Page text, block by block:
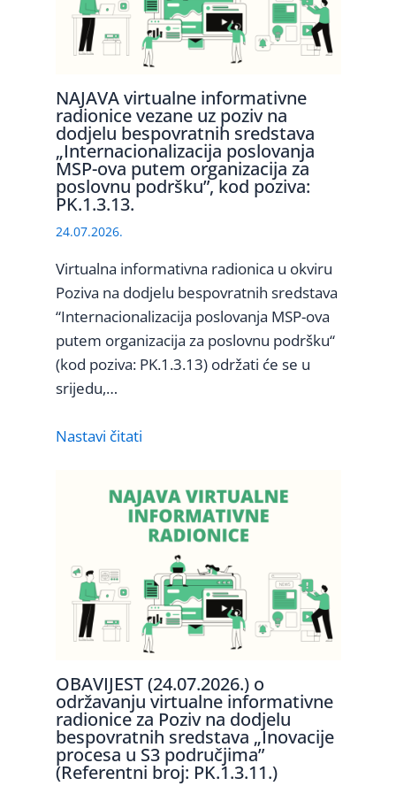
NAJAVA virtualne informativne
radionice vezane uz poziv na
dodjelu bespovratnih sredstava
„Internacionalizacija poslovanja
MSP-ova putem organizacija za
poslovnu podršku”, kod poziva:
PK.1.3.13.
24.07.2026.
Virtualna informativna radionica u okviru
Poziva na dodjelu bespovratnih sredstava
“Internacionalizacija poslovanja MSP-ova
putem organizacija za poslovnu podršku“
(kod poziva: PK.1.3.13) održati će se u
srijedu,…
Nastavi čitati
OBAVIJEST (24.07.2026.) o
održavanju virtualne informativne
radionice za Poziv na dodjelu
bespovratnih sredstava „Inovacije
procesa u S3 područjima”
(Referentni broj: PK.1.3.11.)